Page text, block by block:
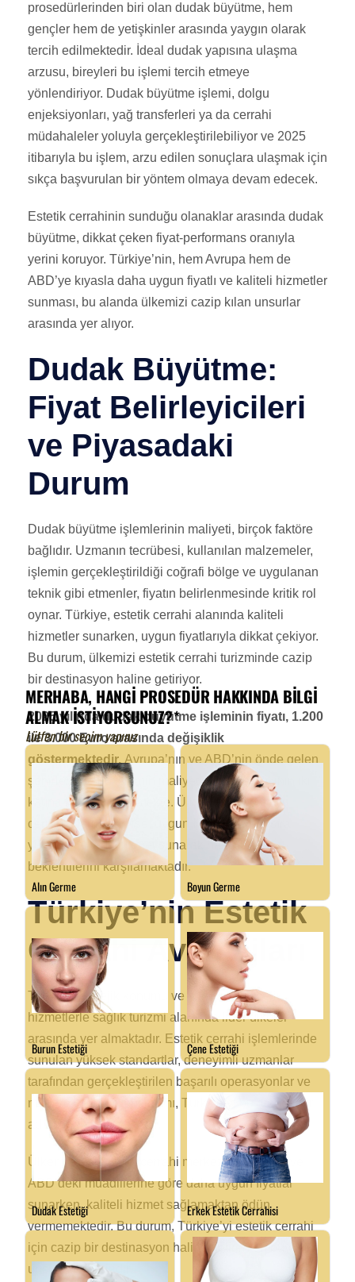
prosedürlerinden biri olan dudak büyütme, hem
gençler hem de yetişkinler arasında yaygın olarak
tercih edilmektedir. İdeal dudak yapısına ulaşma
arzusu, bireyleri bu işlemi tercih etmeye
yönlendiriyor. Dudak büyütme işlemi, dolgu
enjeksiyonları, yağ transferleri ya da cerrahi
müdahaleler yoluyla gerçekleştirilebiliyor ve 2025
itibarıyla bu işlem, arzu edilen sonuçlara ulaşmak için
sıkça başvurulan bir yöntem olmaya devam edecek.
Estetik cerrahinin sunduğu olanaklar arasında dudak
büyütme, dikkat çeken fiyat-performans oranıyla
yerini koruyor. Türkiye’nin, hem Avrupa hem de
ABD’ye kıyasla daha uygun fiyatlı ve kaliteli hizmetler
sunması, bu alanda ülkemizi cazip kılan unsurlar
arasında yer alıyor.
Dudak Büyütme:
Fiyat Belirleyicileri
ve Piyasadaki
Durum
Dudak büyütme işlemlerinin maliyeti, birçok faktöre
bağlıdır. Uzmanın tecrübesi, kullanılan malzemeler,
işlemin gerçekleştirildiği coğrafi bölge ve uygulanan
teknik gibi etmenler, fiyatın belirlenmesinde kritik rol
oynar. Türkiye, estetik cerrahi alanında kaliteli
hizmetler sunarken, uygun fiyatlarıyla dikkat çekiyor.
Bu durum, ülkemizi estetik cerrahi turizminde cazip
bir destinasyon haline getiriyor.
2025 yılında dudak büyütme işleminin fiyatı, 1.200
ile 3.000 Euro arasında değişiklik
göstermektedir. Avrupa’nın ve ABD’nin önde gelen
şehirlerinde bu işlemin maliyeti, Türkiye’dekinin iki
katına kadar çıkabilmekte. Ülkemizdeki estetik
cerrahi merkezleri ise, uygun fiyatların yanı sıra
yüksek kalitede hizmet sunarak hastaların
beklentilerini karşılamaktadır.
Türkiye’nin Estetik
Cerrahi Avantajları
Türkiye, stratejik konumu ve sunduğu kaliteli
hizmetlerle sağlık turizmi alanında lider ülkeler
arasında yer almaktadır. Estetik cerrahi işlemlerinde
sunulan yüksek standartlar, deneyimli uzmanlar
tarafından gerçekleştirilen başarılı operasyonlar ve
modern teknoloji kullanımı, Türkiye’yi bu alanda bir
adım öne çıkarmaktadır.
Ülkemizdeki estetik cerrahi merkezleri, Avrupa ve
ABD’deki muadillerine göre daha uygun fiyatlar
sunarken, kaliteli hizmet sağlamaktan ödün
vermemektedir. Bu durum, Türkiye’yi estetik cerrahi
için cazip bir destinasyon haline getiren en büyük
unsurlardan biridir.